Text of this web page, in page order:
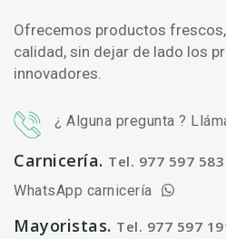
Ofrecemos productos
calidad, sin dejar de lado los
innovadores.
¿ Alguna pregunta ?
Carnicería. Tel. 977 597
WhatsApp carnicería
Mayoristas. Tel. 977 597